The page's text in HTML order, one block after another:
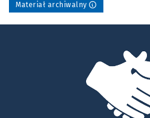
Materiał archiwalny